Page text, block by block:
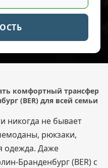
комфортный трансфер
(BER) для всей семьи
никогда не бывает
рюкзаки,
одежда. Даже
Бранденбург (BER) с